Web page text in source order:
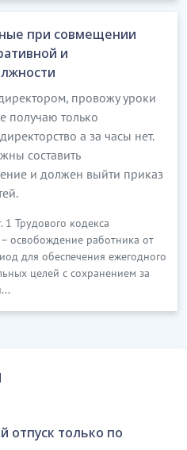
при совмещении
и
провожу уроки
получаю только
а за часы нет.
составить
и должен выйти приказ
1 Трудового кодекса
– освобождение работника от
для обеспечения ежегодного
целей с сохранением за
отпуск только по